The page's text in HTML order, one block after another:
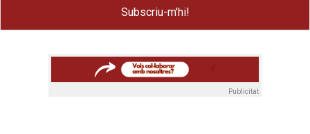
Publicitat